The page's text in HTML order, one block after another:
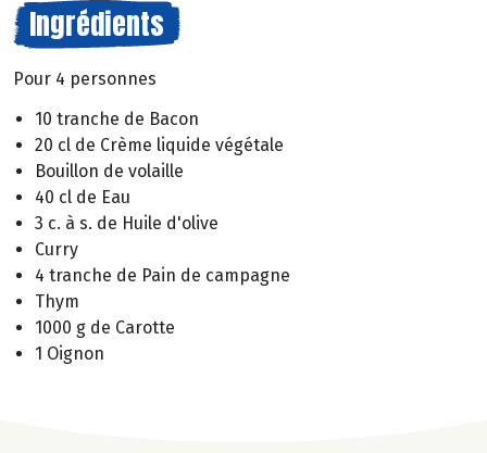
Ingrédients
Pour 4 personnes
10 tranche de Bacon
20 cl de Crème liquide végétale
Bouillon de volaille
40 cl de Eau
3 c. à s. de Huile d'olive
Curry
4 tranche de Pain de campagne
Thym
1000 g de Carotte
1 Oignon